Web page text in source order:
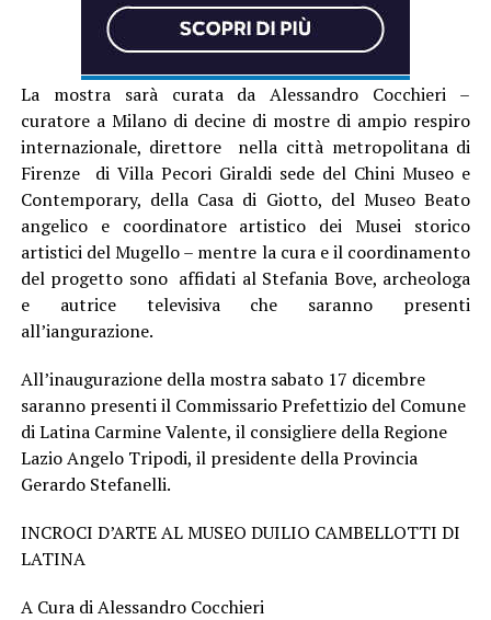
La mostra sarà curata da Alessandro Cocchieri –
curatore a Milano di decine di mostre di ampio respiro
internazionale, direttore nella città metropolitana di
Firenze di Villa Pecori Giraldi sede del Chini Museo e
Contemporary, della Casa di Giotto, del Museo Beato
angelico e coordinatore artistico dei Musei storico
artistici del Mugello – mentre la cura e il coordinamento
del progetto sono affidati al Stefania Bove, archeologa
e autrice televisiva che saranno presenti
all’iangurazione.
All’inaugurazione della mostra sabato 17 dicembre
saranno presenti il Commissario Prefettizio del Comune
di Latina Carmine Valente, il consigliere della Regione
Lazio Angelo Tripodi, il presidente della Provincia
Gerardo Stefanelli.
INCROCI D’ARTE AL MUSEO DUILIO CAMBELLOTTI DI
LATINA
A Cura di Alessandro Cocchieri